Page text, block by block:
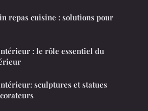
repas cuisine : solutions pour
: le rôle essentiel du
sculptures et statues